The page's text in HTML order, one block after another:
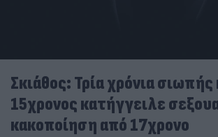
Σκιάθος: Τρία χρόνια
15χρονος κατήγγειλε
κακοποίηση από 17χρονο